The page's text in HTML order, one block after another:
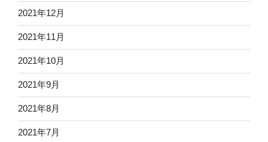
2021年12月
2021年11月
2021年10月
2021年9月
2021年8月
2021年7月